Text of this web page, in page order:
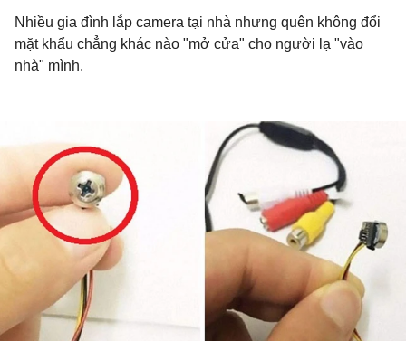
Nhiều gia đình lắp camera tại nhà nhưng quên không đổi
mặt khẩu chẳng khác nào "mở cửa" cho người lạ "vào
nhà" mình.